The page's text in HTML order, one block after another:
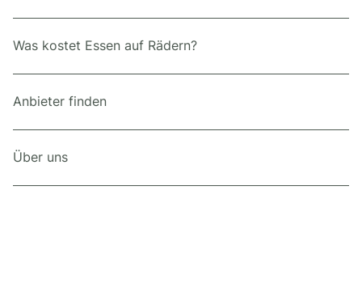
Was kostet Essen auf Rädern?
Anbieter finden
Über uns